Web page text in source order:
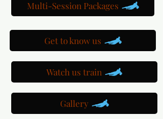
Multi-Session Packages
Get to know us
Watch us train
Gallery